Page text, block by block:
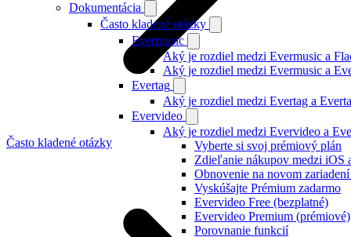
Dokumentácia
Často kladené otázky
Evermusic
Aký je rozdiel medzi Evermusic a
Aký je rozdiel medzi Evermusic a
Evertag
Aký je rozdiel medzi Evertag a
Evervideo
Aký je rozdiel medzi Evervideo a
Vyberte si svoj prémiový plán
Zdieľanie nákupov medzi iOS
Obnovenie na novom
Vyskúšajte Prémium zadarmo
Evervideo Free (bezplatné)
Evervideo Premium (prémiové)
Porovnanie funkcií
Často kladené otázky